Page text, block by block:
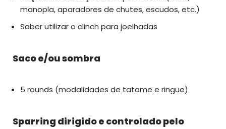
manopla, aparadores de chutes, escudos, etc.)
Saber utilizar o clinch para joelhadas
Saco e/ou sombra
5 rounds (modalidades de tatame e ringue)
Sparring dirigido e controlado pelo